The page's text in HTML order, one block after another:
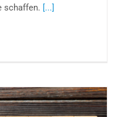
schaffen. [...]